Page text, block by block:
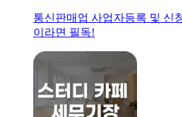
통신판매업 사업자등록 및 신
이라면 필독!